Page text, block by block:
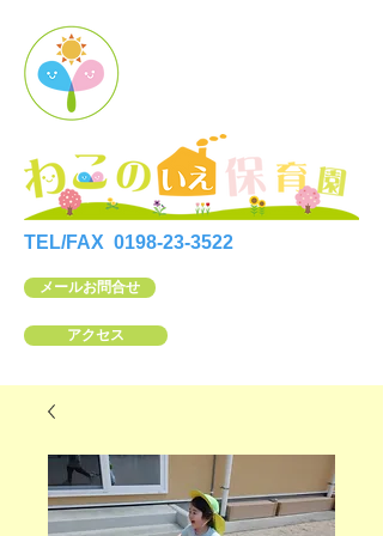
TEL/FAX 0198-23-3522
メールお問合せ
アクセス